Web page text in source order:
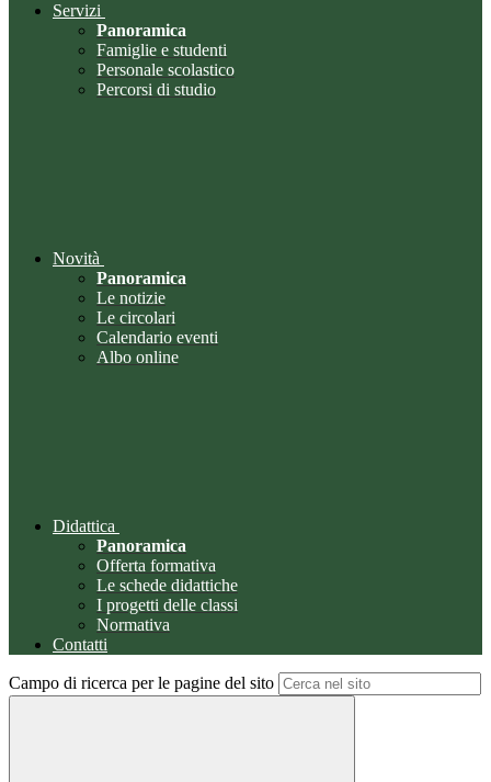
Servizi
Panoramica
Famiglie e studenti
Personale scolastico
Percorsi di studio
Novità
Panoramica
Le notizie
Le circolari
Calendario eventi
Albo online
Didattica
Panoramica
Offerta formativa
Le schede didattiche
I progetti delle classi
Normativa
Contatti
Campo di ricerca per le pagine del sito